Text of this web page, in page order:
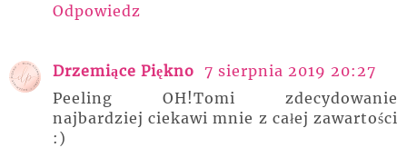
Odpowiedz
Drzemiące Piękno 7 sierpnia 2019 20:27
Peeling OH!Tomi zdecydowanie
najbardziej ciekawi mnie z całej zawartości
:)